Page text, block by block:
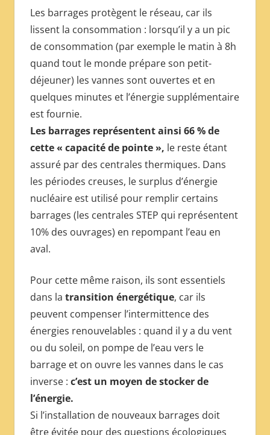
Les barrages protègent le réseau, car ils
lissent la consommation : lorsqu’il y a un pic
de consommation (par exemple le matin à 8h
quand tout le monde prépare son petit-
déjeuner) les vannes sont ouvertes et en
quelques minutes et l’énergie supplémentaire
est fournie.
Les barrages représentent ainsi 66 % de
cette « capacité de pointe », le reste étant
assuré par des centrales thermiques. Dans
les périodes creuses, le surplus d’énergie
nucléaire est utilisé pour remplir certains
barrages (les centrales STEP qui représentent
10% des ouvrages) en repompant l’eau en
aval.
Pour cette même raison, ils sont essentiels
dans la transition énergétique, car ils
peuvent compenser l’intermittence des
énergies renouvelables : quand il y a du vent
ou du soleil, on pompe de l’eau vers le
barrage et on ouvre les vannes dans le cas
inverse : c’est un moyen de stocker de
l’énergie.
Si l’installation de nouveaux barrages doit
être évitée pour des questions écologiques